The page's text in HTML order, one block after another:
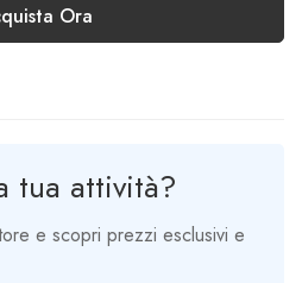
Ora
tua attività?
e scopri prezzi esclusivi e